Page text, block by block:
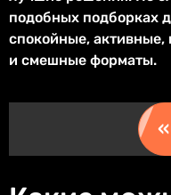
подобных подборках
спокойные, активные,
и смешные форматы.